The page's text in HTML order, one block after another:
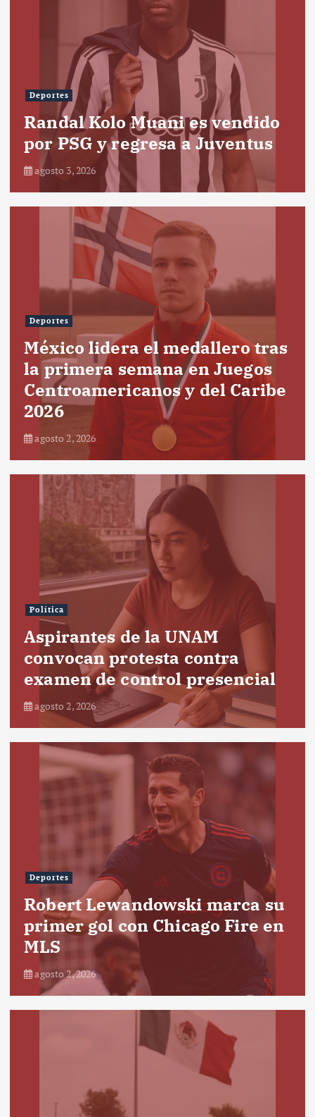
Deportes
Randal Kolo Muani es vendido
por PSG y regresa a Juventus
agosto 3, 2026
Deportes
México lidera el medallero tras
la primera semana en Juegos
Centroamericanos y del Caribe
2026
agosto 2, 2026
Política
Aspirantes de la UNAM
convocan protesta contra
examen de control presencial
agosto 2, 2026
Deportes
Robert Lewandowski marca su
primer gol con Chicago Fire en
MLS
agosto 2, 2026